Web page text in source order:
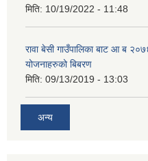
मिति: 10/19/2022 - 11:48
रावा बेसी गाउँपालिका बाट आ ब
योजनाहरुको बिबरण
मिति: 09/13/2019 - 13:03
अन्य